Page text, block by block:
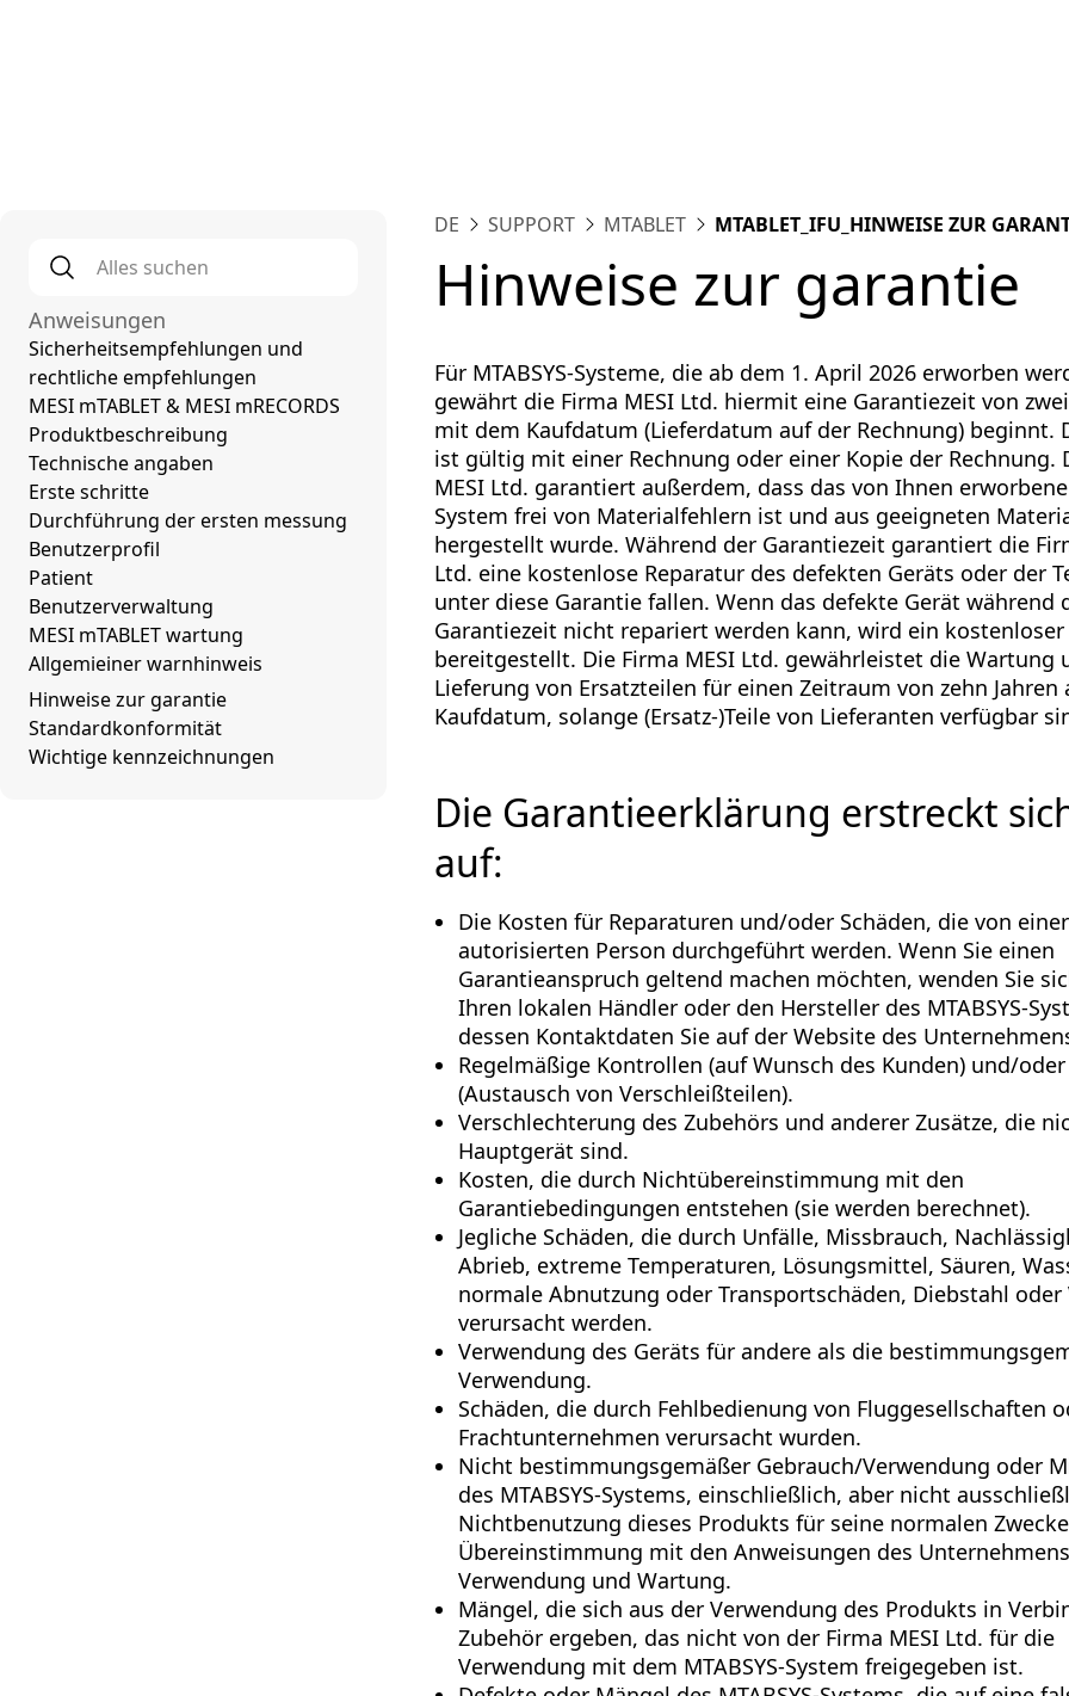
Anweisungen
Sicherheitsempfehlungen und
rechtliche empfehlungen
MESI mTABLET & MESI mRECORDS
Produktbeschreibung
Technische angaben
Erste schritte
Durchführung der ersten messung
Benutzerprofil
Patient
Benutzerverwaltung
MESI mTABLET wartung
Allgemieiner warnhinweis
Hinweise zur garantie
Standardkonformität
Wichtige kennzeichnungen
DE SUPPORT MTABLET MTABLET_IFU_HINWEISE ZUR
Hinweise zur garantie
Für MTABSYS-Systeme, die ab dem 1. April 2026 erworben
gewährt die Firma MESI Ltd. hiermit eine Garantiezeit von
mit dem Kaufdatum (Lieferdatum auf der Rechnung) beginnt.
ist gültig mit einer Rechnung oder einer Kopie der Rechnung.
MESI Ltd. garantiert außerdem, dass das von Ihnen erworbene
System frei von Materialfehlern ist und aus geeigneten
hergestellt wurde. Während der Garantiezeit garantiert die
Ltd. eine kostenlose Reparatur des defekten Geräts oder der
unter diese Garantie fallen. Wenn das defekte Gerät während
Garantiezeit nicht repariert werden kann, wird ein kostenloser
bereitgestellt. Die Firma MESI Ltd. gewährleistet die Wartung
Lieferung von Ersatzteilen für einen Zeitraum von zehn Jahren
Kaufdatum, solange (Ersatz-)Teile von Lieferanten verfügbar
Die Garantieerklärung erstreckt
auf:
Die Kosten für Reparaturen und/oder Schäden, die von
autorisierten Person durchgeführt werden. Wenn Sie einen
Garantieanspruch geltend machen möchten, wenden Sie
Ihren lokalen Händler oder den Hersteller des MTABSYS-
dessen Kontaktdaten Sie auf der Website des
Regelmäßige Kontrollen (auf Wunsch des Kunden) und/
(Austausch von Verschleißteilen).
Verschlechterung des Zubehörs und anderer Zusätze, die
Hauptgerät sind.
Kosten, die durch Nichtübereinstimmung mit den
Garantiebedingungen entstehen (sie werden berechnet).
Jegliche Schäden, die durch Unfälle, Missbrauch,
Abrieb, extreme Temperaturen, Lösungsmittel, Säuren,
normale Abnutzung oder Transportschäden, Diebstahl oder
verursacht werden.
Verwendung des Geräts für andere als die
Verwendung.
Schäden, die durch Fehlbedienung von Fluggesellschaften
Frachtunternehmen verursacht wurden.
Nicht bestimmungsgemäßer Gebrauch/Verwendung oder
des MTABSYS-Systems, einschließlich, aber nicht
Nichtbenutzung dieses Produkts für seine normalen
Übereinstimmung mit den Anweisungen des
Verwendung und Wartung.
Mängel, die sich aus der Verwendung des Produkts in
Zubehör ergeben, das nicht von der Firma MESI Ltd. für die
Verwendung mit dem MTABSYS-System freigegeben ist.